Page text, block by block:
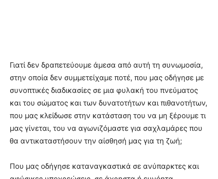
Γιατί δεν δραπετεύουμε άμεσα από αυτή τη συνωμοσία,
στην οποία δεν συμμετείχαμε ποτέ, που μας οδήγησε με
συνοπτικές διαδικασίες σε μια φυλακή του πνεύματος
και του σώματος και των δυνατοτήτων και πιθανοτήτων,
που μας κλείδωσε στην κατάσταση του να μη ξέρουμε τι
μας γίνεται, του να αγωνιζόμαστε για σαχλαμάρες που
θα αντικαταστήσουν την αίσθησή μας για τη ζωή;
Που μας οδήγησε καταναγκαστικά σε ανύπαρκτες και